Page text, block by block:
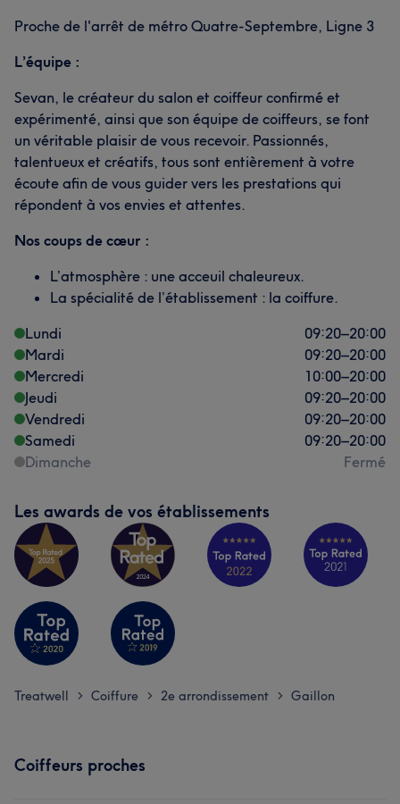
Proche de l'arrêt de métro Quatre-Septembre, Ligne 3
L’équipe :
Sevan, le créateur du salon et coiffeur confirmé et
expérimenté, ainsi que son équipe de coiffeurs, se font
un véritable plaisir de vous recevoir. Passionnés,
talentueux et créatifs, tous sont entièrement à votre
écoute afin de vous guider vers les prestations qui
répondent à vos envies et attentes.
Nos coups de cœur :
L’atmosphère : une acceuil chaleureux.
La spécialité de l’établissement : la coiffure.
Lundi
09:20–20:00
Mardi
09:20–20:00
Mercredi
10:00–20:00
Jeudi
09:20–20:00
Vendredi
09:20–20:00
Samedi
09:20–20:00
Dimanche
Fermé
Les awards de vos établissements
Treatwell > Coiffure > 2e arrondissement > Gaillon
Coiffeurs proches